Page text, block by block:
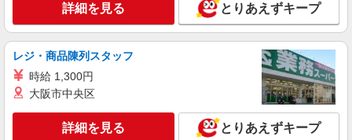
詳細を見る とりあえずキープ
レジ・商品陳列スタッフ
時給 1,300円
大阪市中央区
詳細を見る とりあえずキープ